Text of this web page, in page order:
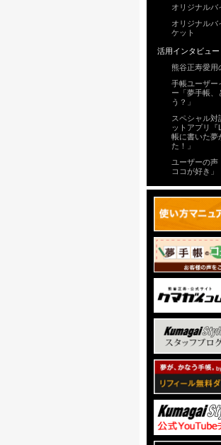
オリジナルバ
オリジナルバ
ケット
活用インタビュー
熊谷正寿愛用
手帳ユーザー
ー「夢手帳、
う？」
スペシャル対
ットアプリ『
帳に書いた夢
た！」
ユーザーの声
ココが好き」